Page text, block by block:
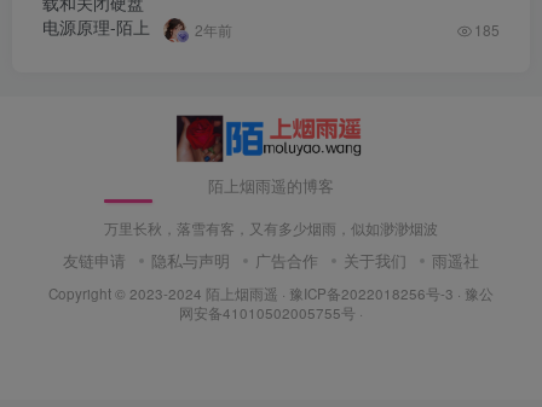
2年前 185
陌上烟雨遥的博客
万里长秋，落雪有客，又有多少烟雨，似如渺渺烟波
友链申请 隐私与声明 广告合作 关于我们 雨遥社
Copyright © 2023-2024 陌上烟雨遥 · 豫ICP备2022018256号-3 · 豫公
网安备41010502005755号 ·